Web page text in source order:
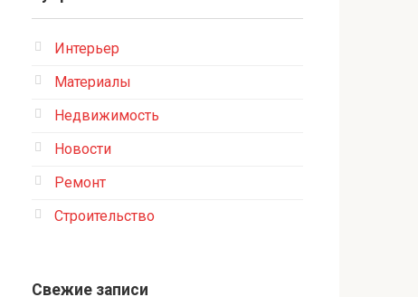
Интерьер
Материалы
Недвижимость
Новости
Ремонт
Строительство
Свежие записи